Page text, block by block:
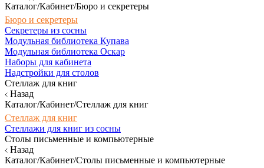
Каталог/Кабинет/Бюро и секретеры
Бюро и секретеры
Секретеры из сосны
Модульная библиотека Купава
Модульная библиотека Оскар
Наборы для кабинета
Надстройки для столов
Стеллаж для книг
Назад
Каталог/Кабинет/Стеллаж для книг
Стеллаж для книг
Стеллажи для книг из сосны
Столы письменные и компьютерные
Назад
Каталог/Кабинет/Столы письменные и компьютерные